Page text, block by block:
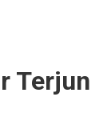
Terjun